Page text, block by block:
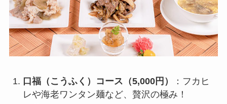
口福（こうふく）コース（5,000円）
：フカヒ
レや海老ワンタン麺など、贅沢の極み！